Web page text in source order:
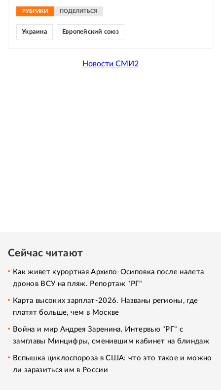
РУБРИКИ ПОДЕЛИТЬСЯ
Украина Европейский союз
Новости СМИ2
Сейчас читают
Как живет курортная Архипо-Осиповка после налета
дронов ВСУ на пляж. Репортаж "РГ"
Карта высоких зарплат-2026. Названы регионы, где
платят больше, чем в Москве
Война и мир Андрея Заренина. Интервью "РГ" с
замглавы Минцифры, сменившим кабинет на блиндаж
Вспышка циклоспороза в США: что это такое и можно
ли заразиться им в России